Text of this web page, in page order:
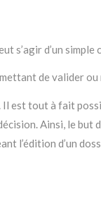
s’agir d’un
de valider
est tout à fait
Ainsi, le
l’édition d’un